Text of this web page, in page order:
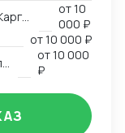
от10
000 ₽
от10 000 ₽
от10 000
₽